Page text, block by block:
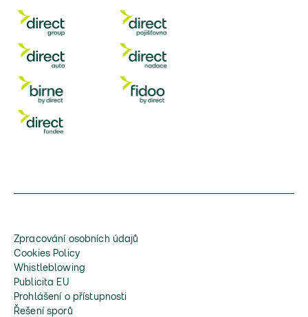
Zpracování osobních údajů
Cookies Policy
Whistleblowing
Publicita EU
Prohlášení o přístupnosti
Řešení sporů